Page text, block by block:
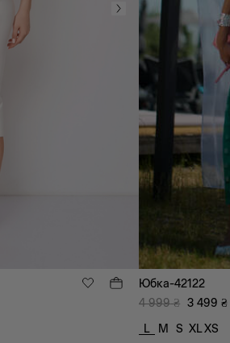
Юбка-42122
4 999 ₴ 3 499 ₴
L
M S XLXS